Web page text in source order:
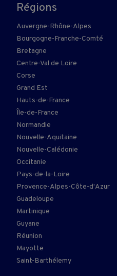
Régions
Auvergne-Rhône-Alpes
Bourgogne-Franche-Comté
Bretagne
Centre-Val de Loire
Corse
Grand Est
Hauts-de-France
Île-de-France
Normandie
Nouvelle-Aquitaine
Nouvelle-Calédonie
Occitanie
Pays-de-la-Loire
Provence-Alpes-Côte-d'Azur
Guadeloupe
Martinique
Guyane
Réunion
Mayotte
Saint-Barthélemy